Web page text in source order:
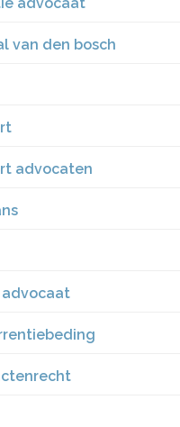
van den bosch
advocaten
advocaat